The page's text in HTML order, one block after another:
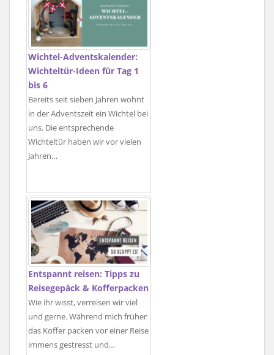
Wichtel-Adventskalender:
Wichteltür-Ideen für Tag 1
bis 6
Bereits seit sieben Jahren wohnt
in der Adventszeit ein Wichtel bei
uns. Die entsprechende
Wichteltür haben wir vor vielen
Jahren…
Entspannt reisen: Tipps zu
Reisegepäck & Kofferpacken
Wie ihr wisst, verreisen wir viel
und gerne. Während mich früher
das Koffer packen vor einer Reise
immens gestresst und…